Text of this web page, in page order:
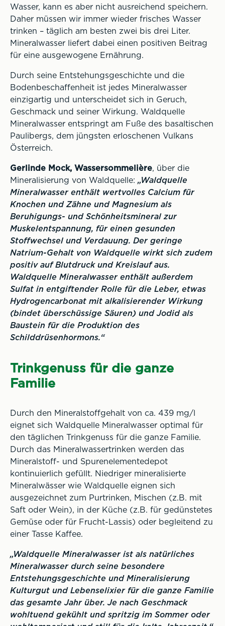
Wasser, kann es aber nicht ausreichend speichern.
Daher müssen wir immer wieder frisches Wasser
trinken – täglich am besten zwei bis drei Liter.
Mineralwasser liefert dabei einen positiven Beitrag
für eine ausgewogene Ernährung.
Durch seine Entstehungsgeschichte und die
Bodenbeschaffenheit ist jedes Mineralwasser
einzigartig und unterscheidet sich in Geruch,
Geschmack und seiner Wirkung. Waldquelle
Mineralwasser entspringt am Fuße des basaltischen
Paulibergs, dem jüngsten erloschenen Vulkans
Österreich.
Gerlinde Mock, Wassersommelière, über die
Mineralisierung von Waldquelle: „Waldquelle
Mineralwasser enthält wertvolles Calcium für
Knochen und Zähne und Magnesium als
Beruhigungs- und Schönheitsmineral zur
Muskelentspannung, für einen gesunden
Stoffwechsel und Verdauung. Der geringe
Natrium-Gehalt von Waldquelle wirkt sich zudem
positiv auf Blutdruck und Kreislauf aus.
Waldquelle Mineralwasser enthält außerdem
Sulfat in entgiftender Rolle für die Leber, etwas
Hydrogencarbonat mit alkalisierender Wirkung
(bindet überschüssige Säuren) und Jodid als
Baustein für die Produktion des
Schilddrüsenhormons.“
Trinkgenuss für die ganze
Familie
Durch den Mineralstoffgehalt von ca. 439 mg/l
eignet sich Waldquelle Mineralwasser optimal für
den täglichen Trinkgenuss für die ganze Familie.
Durch das Mineralwassertrinken werden das
Mineralstoff- und Spurenelementedepot
kontinuierlich gefüllt. Niedriger mineralisierte
Mineralwässer wie Waldquelle eignen sich
ausgezeichnet zum Purtrinken, Mischen (z.B. mit
Saft oder Wein), in der Küche (z.B. für gedünstetes
Gemüse oder für Frucht-Lassis) oder begleitend zu
einer Tasse Kaffee.
„Waldquelle Mineralwasser ist als natürliches
Mineralwasser durch seine besondere
Entstehungsgeschichte und Mineralisierung
Kulturgut und Lebenselixier für die ganze Familie
das gesamte Jahr über. Je nach Geschmack
wohltuend gekühlt und spritzig im Sommer oder